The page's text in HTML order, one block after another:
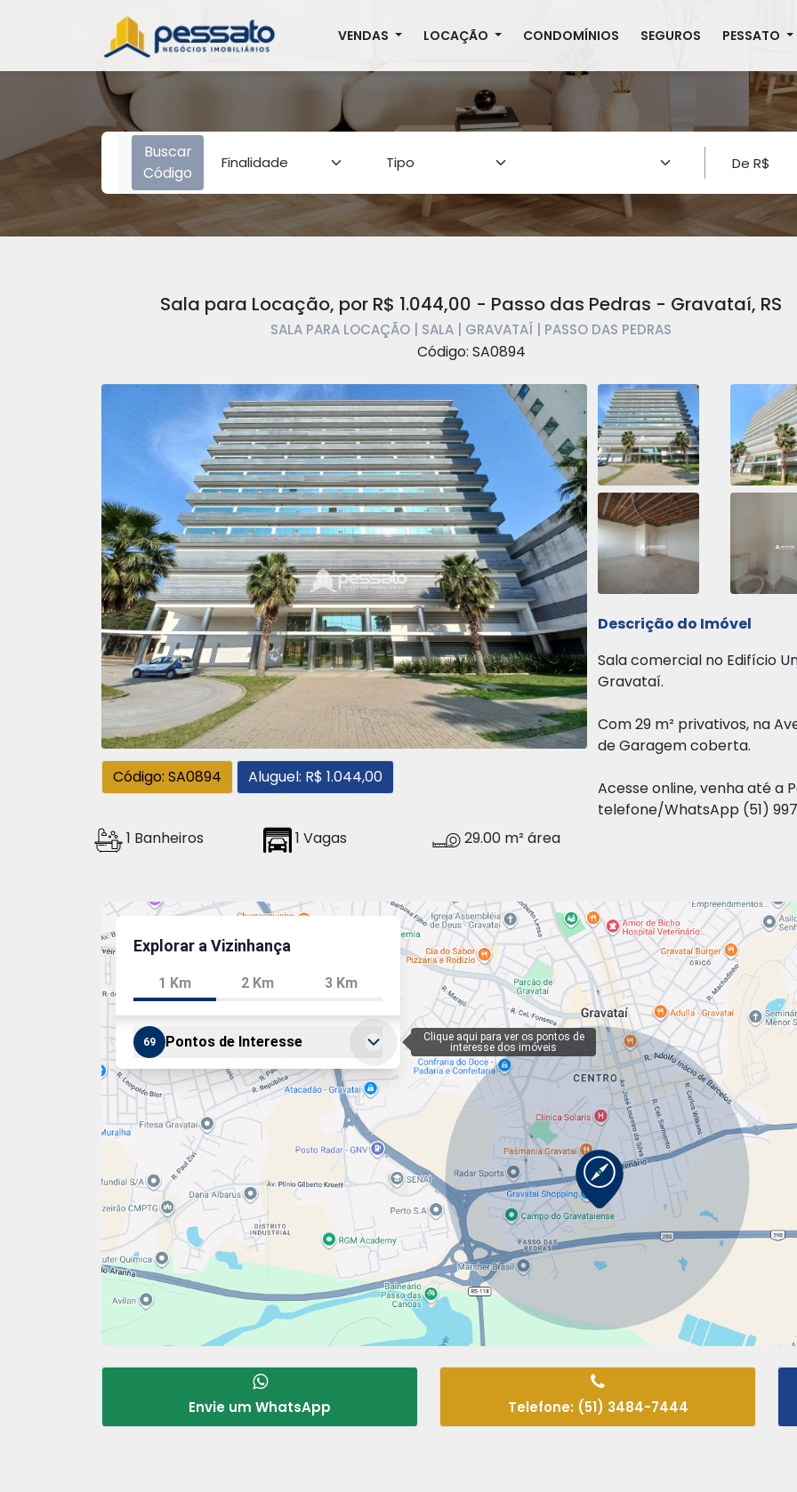
VENDAS LOCAÇÃO CONDOMÍNIOS SEGUROS PESSATO
Buscar
Código
Sala para Locação, por R$ 1.044,00 - Passo das Pedras - Gravataí, RS
SALA PARA LOCAÇÃO | SALA | GRAVATAÍ | PASSO DAS PEDRAS
Código: SA0894
Código: SA0894 Aluguel: R$ 1.044,00
1 Banheiros 1 Vagas 29.00 m² área
Descrição do Imóvel
Sala comercial no Edifício
Gravataí.
Com 29 m² privativos, na
de Garagem coberta.
Acesse online, venha até a
telefone/WhatsApp (51)
Envie um WhatsApp Telefone: (51) 3484-7444